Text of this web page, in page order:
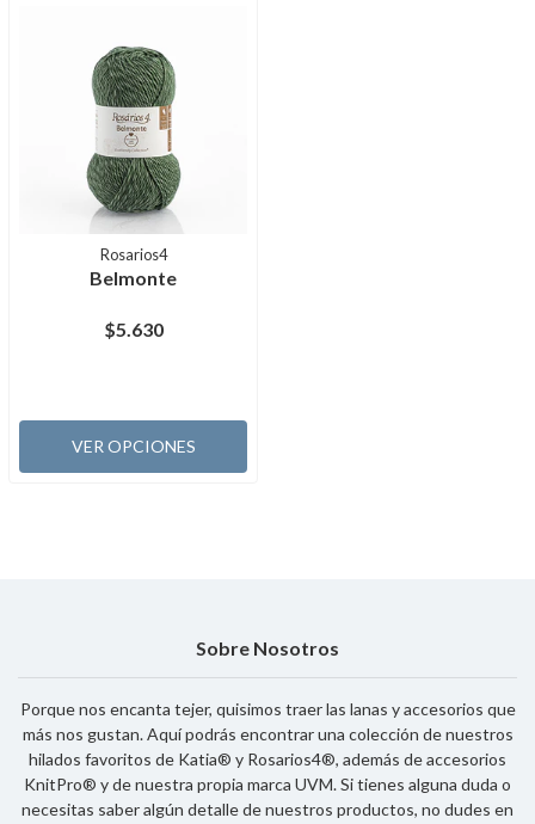
Rosarios4
Belmonte
$5.630
VER OPCIONES
Sobre Nosotros
Porque nos encanta tejer, quisimos traer las lanas y accesorios que
más nos gustan. Aquí podrás encontrar una colección de nuestros
hilados favoritos de Katia® y Rosarios4®, además de accesorios
KnitPro® y de nuestra propia marca UVM. Si tienes alguna duda o
necesitas saber algún detalle de nuestros productos, no dudes en